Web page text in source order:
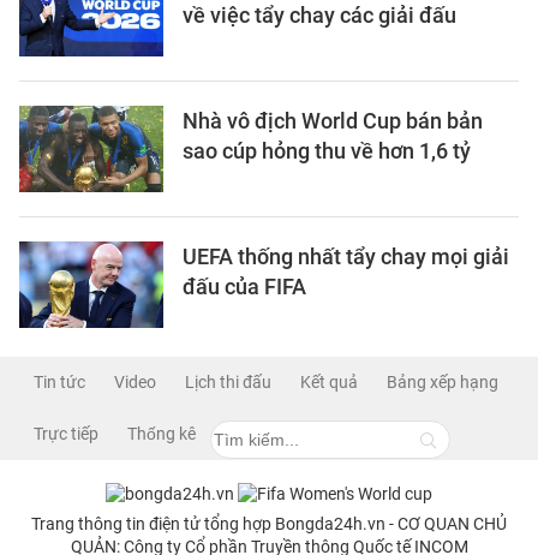
về việc tẩy chay các giải đấu
Nhà vô địch World Cup bán bản
sao cúp hỏng thu về hơn 1,6 tỷ
UEFA thống nhất tẩy chay mọi giải
đấu của FIFA
Tin tức Video Lịch thi đấu Kết quả Bảng xếp hạng
Trực tiếp Thống kê
Trang thông tin điện tử tổng hợp Bongda24h.vn - CƠ QUAN CHỦ
QUẢN: Công ty Cổ phần Truyền thông Quốc tế INCOM